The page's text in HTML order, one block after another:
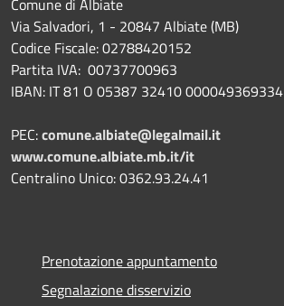
Via Salvadori, 1 - 20847 Albiate (MB)
Codice Fiscale: 02788420152
Partita IVA: 00737700963
IBAN: IT 81 O 05387 32410 000049369334
PEC:comune.albiate@legalmail.it
www.comune.albiate.mb.it/it
Centralino Unico: 0362.93.24.41
Prenotazione appuntamento
Segnalazione disservizio